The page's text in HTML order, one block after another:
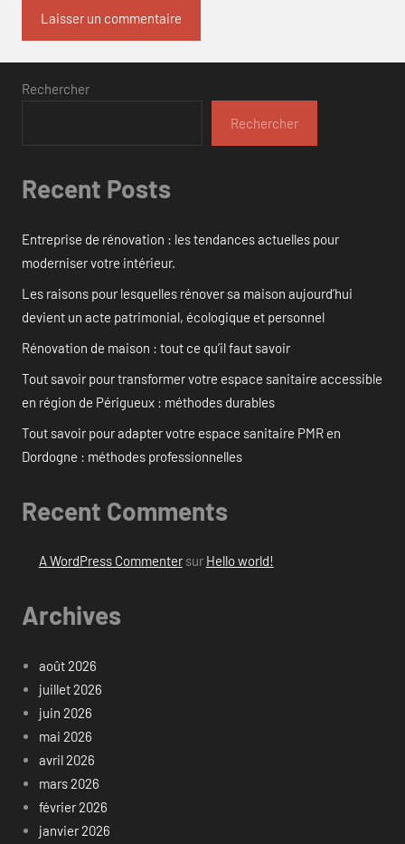
Rechercher
Rechercher
Recent Posts
Entreprise de rénovation : les tendances actuelles pour
moderniser votre intérieur.
Les raisons pour lesquelles rénover sa maison aujourd’hui
devient un acte patrimonial, écologique et personnel
Rénovation de maison : tout ce qu’il faut savoir
Tout savoir pour transformer votre espace sanitaire accessible
en région de Périgueux : méthodes durables
Tout savoir pour adapter votre espace sanitaire PMR en
Dordogne : méthodes professionnelles
Recent Comments
A WordPress Commentersur Hello world!
Archives
août 2026
juillet 2026
juin 2026
mai 2026
avril 2026
mars 2026
février 2026
janvier 2026